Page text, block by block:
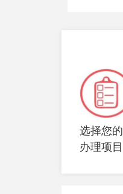
选择您的
办理项目